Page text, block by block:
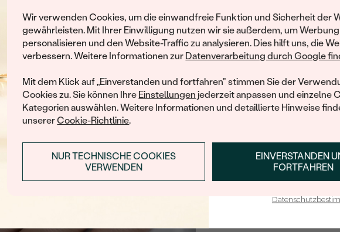
Wir verwenden Cookies, um die einwandfreie Funktion und Sicherheit der
gewährleisten. Mit Ihrer Einwilligung nutzen wir sie außerdem, um Werbung
personalisieren und den Website-Traffic zu analysieren. Dies hilft uns, die
verbessern. Weitere Informationen zur Datenverarbeitung durch Google
Mit dem Klick auf „Einverstanden und fortfahren" stimmen Sie der
Cookies zu. Sie können Ihre Einstellungen jederzeit anpassen und einzelne
Kategorien auswählen. Weitere Informationen und detaillierte Hinweise
unsererCookie-Richtlinie.
EINVERSTANDEN
FORTFAHREN
NUR TECHNISCHE COOKIES
VERWENDEN
Werden Sie Teil
und entdecken Sie die
gefertigten Schmucks
Ihren ersten
ANMELDEN &
E-Mail-Adresse je bei uns in